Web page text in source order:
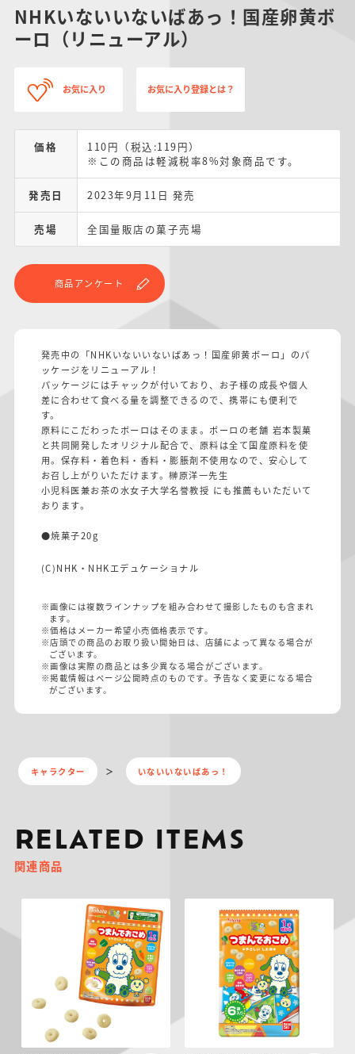
NHKいないいないばあっ！国産卵黄ボ
ーロ（リニューアル）
お気に入り お気に入り登録とは？
価格
110円（税込:119円）
※この商品は軽減税率8%対象商品です。
発売日 2023年9月11日 発売
売場 全国量販店の菓子売場
商品アンケート
発売中の「NHKいないいないばあっ！国産卵黄ボーロ」のパ
ッケージをリニューアル！
パッケージにはチャックが付いており、お子様の成長や個人
差に合わせて食べる量を調整できるので、携帯にも便利で
す。
原料にこだわったボーロはそのまま。ボーロの老舗 岩本製菓
と共同開発したオリジナル配合で、原料は全て国産原料を使
用。保存料・着色料・香料・膨脹剤不使用なので、安心して
お召し上がりいただけます。榊原洋一先生
小児科医兼お茶の水女子大学名誉教授 にも推薦もいただいて
おります。
●焼菓子20g
(C)NHK・NHKエデュケーショナル
※画像には複数ラインナップを組み合わせて撮影したものも含まれ
ます。
※価格はメーカー希望小売価格表示です。
※店頭での商品のお取り扱い開始日は、店舗によって異なる場合が
ございます。
※画像は実際の商品とは多少異なる場合がございます。
※掲載情報はページ公開時点のものです。予告なく変更になる場合
がございます。
キャラクター いないいないばあっ！
RELATED ITEMS
関連商品